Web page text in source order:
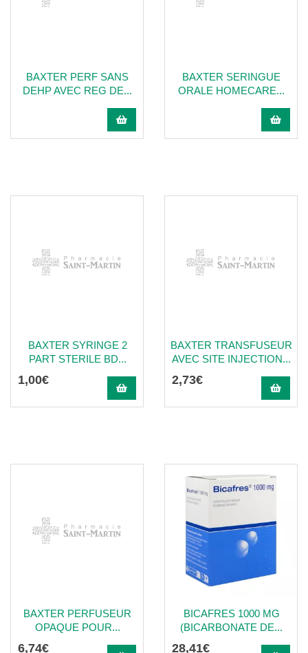
BAXTER PERF SANS
DEHP AVEC REG DE...
BAXTER SERINGUE
ORALE HOMECARE...
BAXTER SYRINGE 2
PART STERILE BD...
1,00€
BAXTER TRANSFUSEUR
AVEC SITE INJECTION...
2,73€
BAXTER PERFUSEUR
OPAQUE POUR...
6,74€
BICAFRES 1000 MG
(BICARBONATE DE...
28,41€